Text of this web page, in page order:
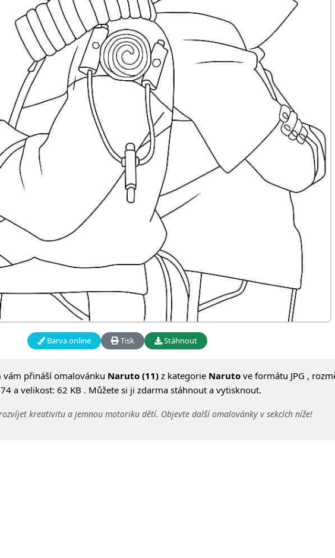
Barva online Tisk Stáhnout
vám přináší omalovánku Naruto (11) z kategorie Naruto ve formátu JPG ,
a velikost: 62 KB . Můžete si ji zdarma stáhnout a vytisknout.
kreativitu a jemnou motoriku dětí. Objevte další omalovánky v sekcích níže!